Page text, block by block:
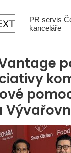
PR servis
kanceláře